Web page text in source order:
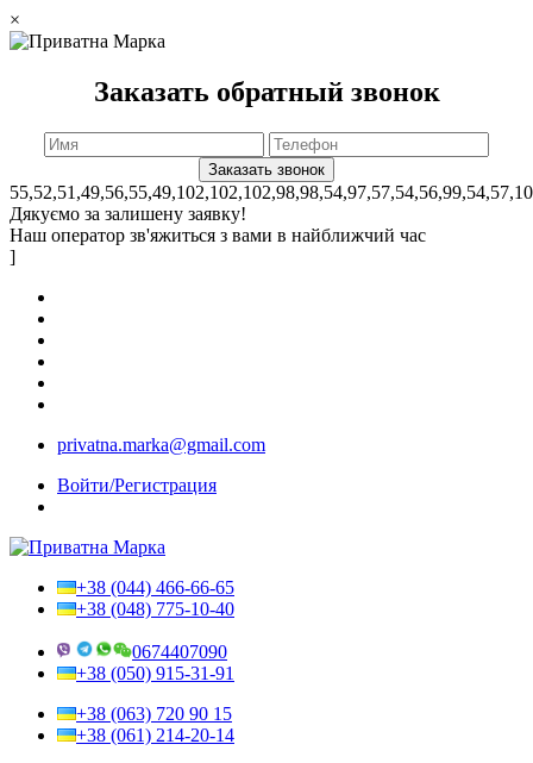
×
Заказать обратный звонок
Дякуємо за залишену заявку!
Наш оператор зв'яжиться з вами в найближчий час
]
privatna.marka@gmail.com
Войти/Регистрация
+38 (044) 466-66-65
+38 (048) 775-10-40
0674407090
+38 (050) 915-31-91
+38 (063) 720 90 15
+38 (061) 214-20-14